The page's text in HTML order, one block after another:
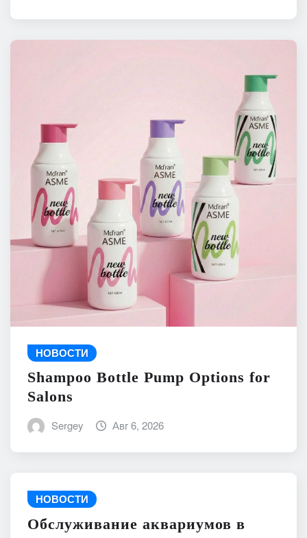
НОВОСТИ
Shampoo Bottle Pump Options for
Salons
Sergey Авг 6, 2026
НОВОСТИ
Обслуживание аквариумов в